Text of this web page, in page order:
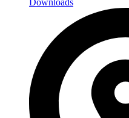
Downloads